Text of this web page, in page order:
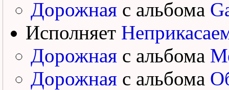
Дорожная с альбома
Исполняет
Дорожная с альбома
Дорожная с альбома